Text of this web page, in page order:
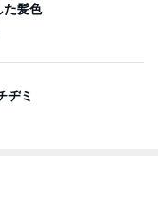
た髪色
ヂミ